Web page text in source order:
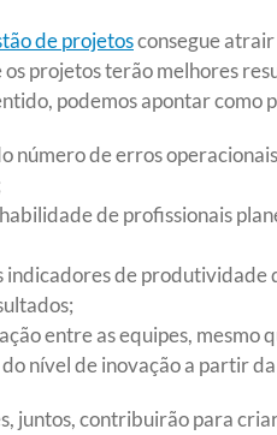
de projetosconsegue
projetos terão melhores
podemos apontar como
número de erros
de profissionais
indicadores de produtividade
entre as equipes, mesmo
nível de inovação a partir
juntos, contribuirão para